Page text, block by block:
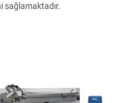
sağlamaktadır.